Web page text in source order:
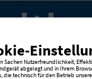
Sachen Nutzerfreundlichkeit,
abgelegt und in Ihrem
die technisch für den Betrieb